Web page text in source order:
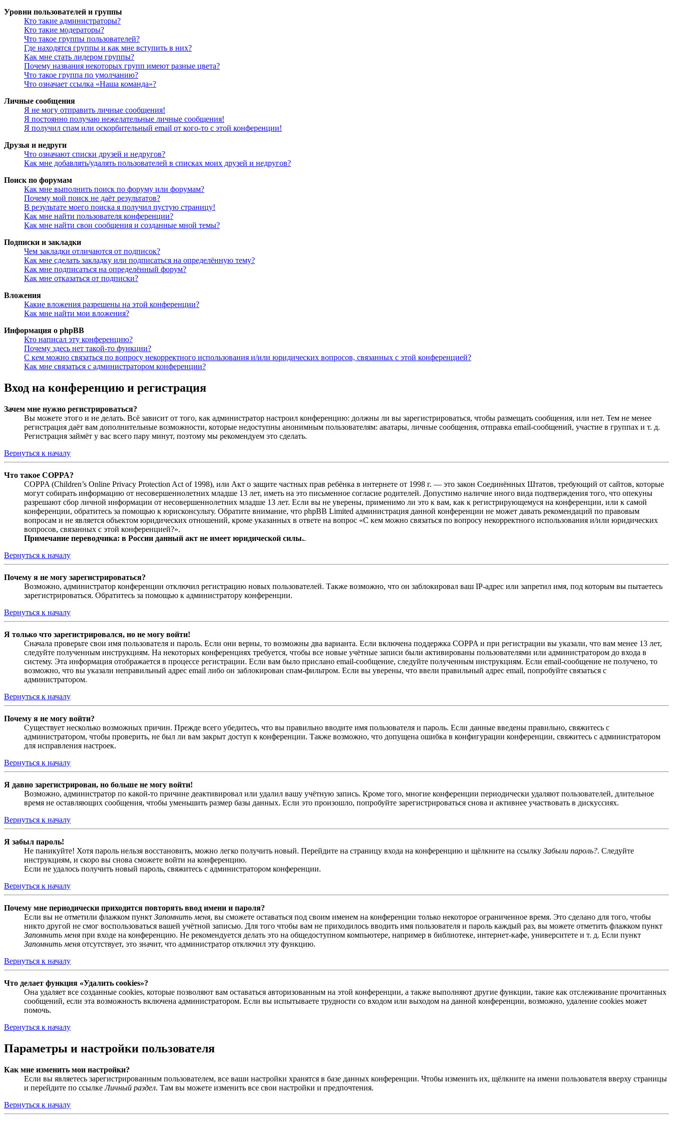
Уровни пользователей и группы
Кто такие администраторы?
Кто такие модераторы?
Что такое группы пользователей?
Где находятся группы и как мне вступить в них?
Как мне стать лидером группы?
Почему названия некоторых групп имеют разные цвета?
Что такое группа по умолчанию?
Что означает ссылка «Наша команда»?
Личные сообщения
Я не могу отправить личные сообщения!
Я постоянно получаю нежелательные личные сообщения!
Я получил спам или оскорбительный email от кого-то с этой конференции!
Друзья и недруги
Что означают списки друзей и недругов?
Как мне добавлять/удалять пользователей в списках моих друзей и недругов?
Поиск по форумам
Как мне выполнить поиск по форуму или форумам?
Почему мой поиск не даёт результатов?
В результате моего поиска я получил пустую страницу!
Как мне найти пользователя конференции?
Как мне найти свои сообщения и созданные мной темы?
Подписки и закладки
Чем закладки отличаются от подписок?
Как мне сделать закладку или подписаться на определённую тему?
Как мне подписаться на определённый форум?
Как мне отказаться от подписки?
Вложения
Какие вложения разрешены на этой конференции?
Как мне найти мои вложения?
Информация о phpBB
Кто написал эту конференцию?
Почему здесь нет такой-то функции?
С кем можно связаться по вопросу некорректного использования и/или юридических вопросов, связанных с этой конференцией?
Как мне связаться с администратором конференции?
Вход на конференцию и регистрация
Зачем мне нужно регистрироваться?
Вы можете этого и не делать. Всё зависит от того, как администратор настроил конференцию: должны ли вы зарегистрироваться, чтобы размещать сообщения, или нет. Тем не менее
регистрация даёт вам дополнительные возможности, которые недоступны анонимным пользователям: аватары, личные сообщения, отправка email-сообщений, участие в группах и т. д.
Регистрация займёт у вас всего пару минут, поэтому мы рекомендуем это сделать.
Вернуться к началу
Что такое COPPA?
COPPA (Children’s Online Privacy Protection Act of 1998), или Акт о защите частных прав ребёнка в интернете от 1998 г. — это закон Соединённых Штатов, требующий от сайтов, которые
могут собирать информацию от несовершеннолетних младше 13 лет, иметь на это письменное согласие родителей. Допустимо наличие иного вида подтверждения того, что опекуны
разрешают сбор личной информации от несовершеннолетних младше 13 лет. Если вы не уверены, применимо ли это к вам, как к регистрирующемуся на конференции, или к самой
конференции, обратитесь за помощью к юрисконсульту. Обратите внимание, что phpBB Limited администрация данной конференции не может давать рекомендаций по правовым
вопросам и не является объектом юридических отношений, кроме указанных в ответе на вопрос «С кем можно связаться по вопросу некорректного использования и/или юридических
вопросов, связанных с этой конференцией?».
Примечание переводчика: в России данный акт не имеет юридической силы..
Вернуться к началу
Почему я не могу зарегистрироваться?
Возможно, администратор конференции отключил регистрацию новых пользователей. Также возможно, что он заблокировал ваш IP-адрес или запретил имя, под которым вы пытаетесь
зарегистрироваться. Обратитесь за помощью к администратору конференции.
Вернуться к началу
Я только что зарегистрировался, но не могу войти!
Сначала проверьте свои имя пользователя и пароль. Если они верны, то возможны два варианта. Если включена поддержка COPPA и при регистрации вы указали, что вам менее 13 лет,
следуйте полученным инструкциям. На некоторых конференциях требуется, чтобы все новые учётные записи были активированы пользователями или администратором до входа в
систему. Эта информация отображается в процессе регистрации. Если вам было прислано email-сообщение, следуйте полученным инструкциям. Если email-сообщение не получено, то
возможно, что вы указали неправильный адрес email либо он заблокирован спам-фильтром. Если вы уверены, что ввели правильный адрес email, попробуйте связаться с
администратором.
Вернуться к началу
Почему я не могу войти?
Существует несколько возможных причин. Прежде всего убедитесь, что вы правильно вводите имя пользователя и пароль. Если данные введены правильно, свяжитесь с
администратором, чтобы проверить, не был ли вам закрыт доступ к конференции. Также возможно, что допущена ошибка в конфигурации конференции, свяжитесь с администратором
для исправления настроек.
Вернуться к началу
Я давно зарегистрирован, но больше не могу войти!
Возможно, администратор по какой-то причине деактивировал или удалил вашу учётную запись. Кроме того, многие конференции периодически удаляют пользователей, длительное
время не оставляющих сообщения, чтобы уменьшить размер базы данных. Если это произошло, попробуйте зарегистрироваться снова и активнее участвовать в дискуссиях.
Вернуться к началу
Я забыл пароль!
Не паникуйте! Хотя пароль нельзя восстановить, можно легко получить новый. Перейдите на страницу входа на конференцию и щёлкните на ссылку Забыли пароль?. Следуйте
инструкциям, и скоро вы снова сможете войти на конференцию.
Если не удалось получить новый пароль, свяжитесь с администратором конференции.
Вернуться к началу
Почему мне периодически приходится повторять ввод имени и пароля?
Если вы не отметили флажком пункт Запомнить меня, вы сможете оставаться под своим именем на конференции только некоторое ограниченное время. Это сделано для того, чтобы
никто другой не смог воспользоваться вашей учётной записью. Для того чтобы вам не приходилось вводить имя пользователя и пароль каждый раз, вы можете отметить флажком пункт
Запомнить меня при входе на конференцию. Не рекомендуется делать это на общедоступном компьютере, например в библиотеке, интернет-кафе, университете и т. д. Если пункт
Запомнить меня отсутствует, это значит, что администратор отключил эту функцию.
Вернуться к началу
Что делает функция «Удалить cookies»?
Она удаляет все созданные cookies, которые позволяют вам оставаться авторизованным на этой конференции, а также выполняют другие функции, такие как отслеживание прочитанных
сообщений, если эта возможность включена администратором. Если вы испытываете трудности со входом или выходом на данной конференции, возможно, удаление cookies может
помочь.
Вернуться к началу
Параметры и настройки пользователя
Как мне изменить мои настройки?
Если вы являетесь зарегистрированным пользователем, все ваши настройки хранятся в базе данных конференции. Чтобы изменить их, щёлкните на имени пользователя вверху страницы
и перейдите по ссылкеЛичный раздел. Там вы можете изменить все свои настройки и предпочтения.
Вернуться к началу